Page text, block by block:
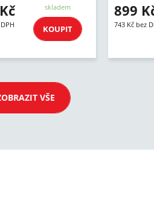
skladem
KOUPIT
899
743 Kč bez
VŠE